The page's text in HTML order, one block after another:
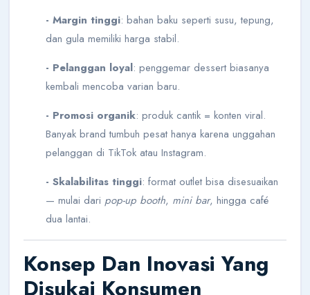
- Margin tinggi: bahan baku seperti susu, tepung,
dan gula memiliki harga stabil.
- Pelanggan loyal: penggemar dessert biasanya
kembali mencoba varian baru.
- Promosi organik: produk cantik = konten viral.
Banyak brand tumbuh pesat hanya karena unggahan
pelanggan di TikTok atau Instagram.
- Skalabilitas tinggi: format outlet bisa disesuaikan
— mulai dari pop-up booth, mini bar, hingga café
dua lantai.
Konsep Dan Inovasi Yang
Disukai Konsumen